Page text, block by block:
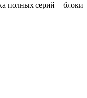
полных серий + блоки